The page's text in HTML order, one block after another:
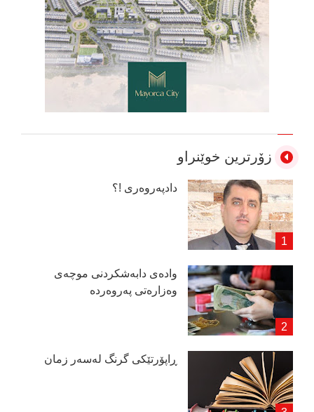
زۆرترین خوێنراو
دادپەروەری !؟
وادەی دابەشكردنی موچەی
وەزارەتی پەروەردە
ڕاپۆرتێكی گرنگ لەسەر زمان